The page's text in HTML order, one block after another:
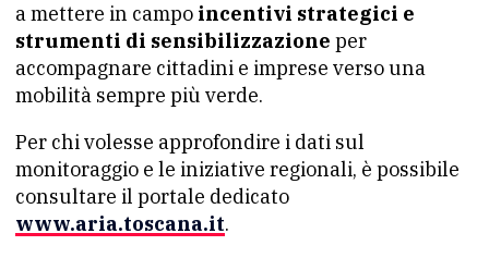
a mettere in campo incentivi strategici e
strumenti di sensibilizzazione per
accompagnare cittadini e imprese verso una
mobilità sempre più verde.
Per chi volesse approfondire i dati sul
monitoraggio e le iniziative regionali, è possibile
consultare il portale dedicato
www.aria.toscana.it.